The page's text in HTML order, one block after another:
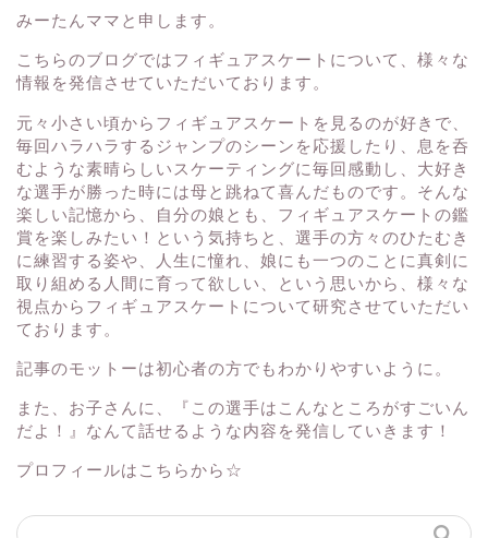
みーたんママと申します。
こちらのブログではフィギュアスケートについて、様々な
情報を発信させていただいております。
元々小さい頃からフィギュアスケートを見るのが好きで、
毎回ハラハラするジャンプのシーンを応援したり、息を呑
むような素晴らしいスケーティングに毎回感動し、大好き
な選手が勝った時には母と跳ねて喜んだものです。そんな
楽しい記憶から、自分の娘とも、フィギュアスケートの鑑
賞を楽しみたい！という気持ちと、選手の方々のひたむき
に練習する姿や、人生に憧れ、娘にも一つのことに真剣に
取り組める人間に育って欲しい、という思いから、様々な
視点からフィギュアスケートについて研究させていただい
ております。
記事のモットーは初心者の方でもわかりやすいように。
また、お子さんに、『この選手はこんなところがすごいん
だよ！』なんて話せるような内容を発信していきます！
プロフィールはこちらから☆